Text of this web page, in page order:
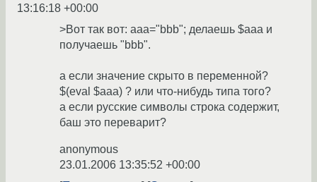
13:16:18 +00:00
>Вот так вот: aaa="bbb"; делаешь $aaa и
получаешь "bbb".
а если значение скрыто в переменной?
$(eval $aaa) ? или что-нибудь типа того?
а если русские символы строка содержит,
баш это переварит?
anonymous
23.01.2006 13:35:52 +00:00